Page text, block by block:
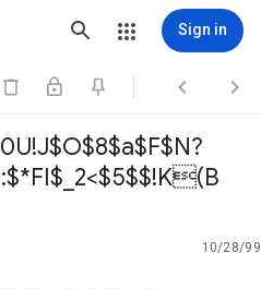
Sign in
  
10/28/99